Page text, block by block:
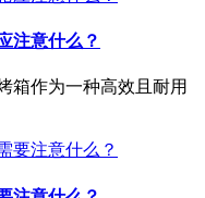
注意什么？
作为一种高效且耐用